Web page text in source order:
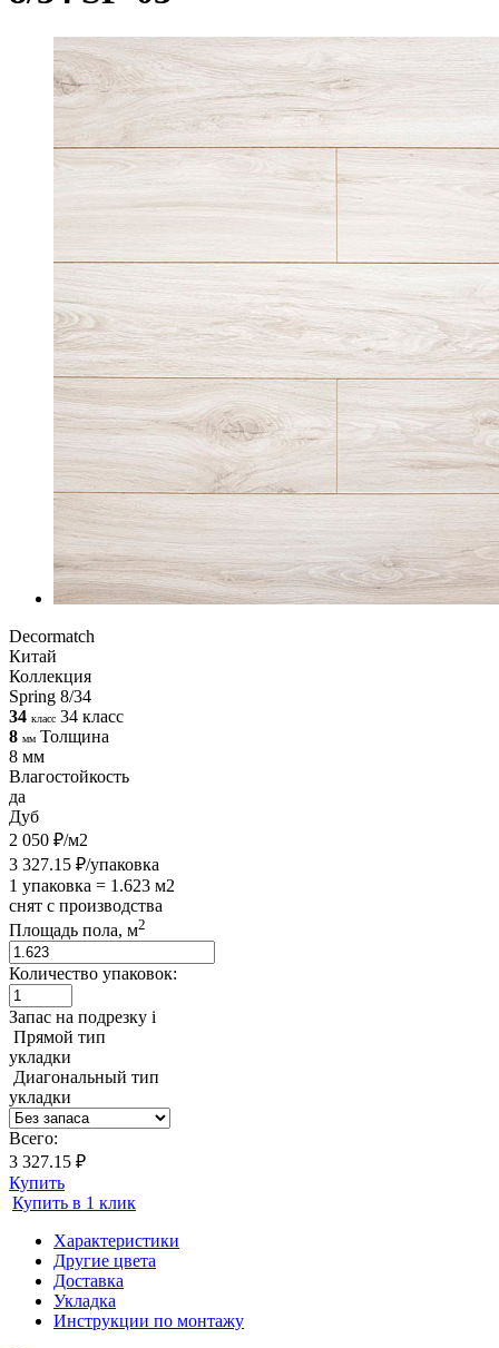
Decormatch
Китай
Коллекция
Spring 8/34
34 класс 34 класс
8 мм Толщина
8 мм
Влагостойкость
да
Дуб
2 050 ₽/м2
3 327.15 ₽/упаковка
1 упаковка = 1.623 м2
снят с производства
Площадь пола, м2
Количество упаковок:
Запас на подрезку i
Прямой тип
укладки
Диагональный тип
укладки
Всего:
3 327.15 ₽
Купить
Купить в 1 клик
Характеристики
Другие цвета
Доставка
Укладка
Инструкции по монтажу